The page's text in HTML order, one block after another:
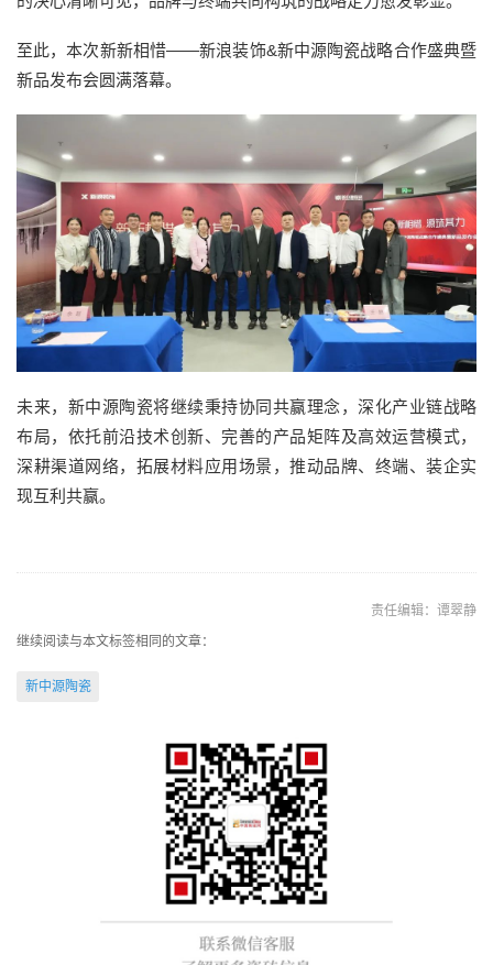
至此，本次新新相惜——新浪装饰&新中源陶瓷战略合作盛典暨
新品发布会圆满落幕。
未来，新中源陶瓷将继续秉持协同共赢理念，深化产业链战略
布局，依托前沿技术创新、完善的产品矩阵及高效运营模式，
深耕渠道网络，拓展材料应用场景，推动品牌、终端、装企实
现互利共赢。
责任编辑：谭翠静
继续阅读与本文标签相同的文章：
新中源陶瓷